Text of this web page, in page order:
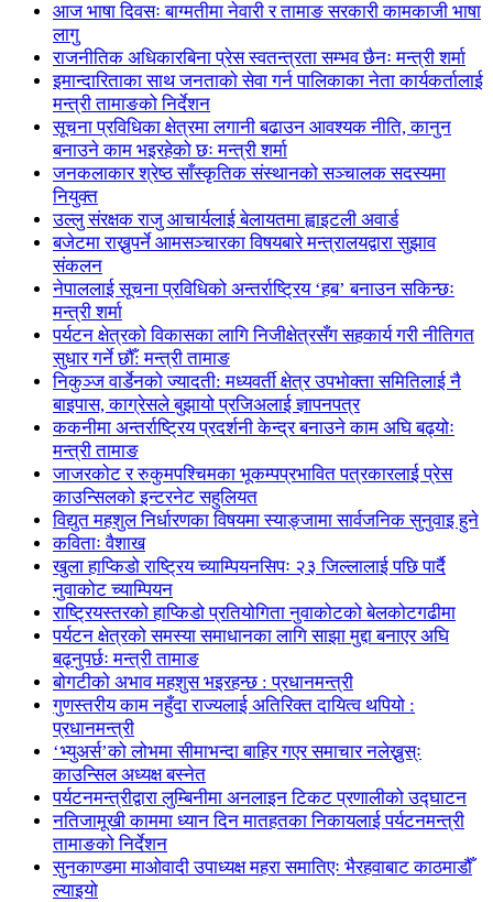
आज भाषा दिवसः बाग्मतीमा नेवारी र तामाङ सरकारी कामकाजी भाषा
लागु
राजनीतिक अधिकारबिना प्रेस स्वतन्त्रता सम्भव छैनः मन्त्री शर्मा
इमान्दारिताका साथ जनताकाे सेवा गर्न पालिकाका नेता कार्यकर्तालाई
मन्त्री तामाङको निर्देशन
सूचना प्रविधिका क्षेत्रमा लगानी बढाउन आवश्यक नीति, कानुन
बनाउने काम भइरहेको छः मन्त्री शर्मा
जनकलाकार श्रेष्ठ साँस्कृतिक संस्थानको सञ्चालक सदस्यमा
नियुक्त
उल्लु संरक्षक राजु आचार्यलाई बेलायतमा ह्वाइटली अवार्ड
बजेटमा राख्नुपर्ने आमसञ्चारका विषयबारे मन्त्रालयद्वारा सुझाव
संकलन
नेपाललाई सूचना प्रविधिको अन्तर्राष्ट्रिय ‘हब’ बनाउन सकिन्छः
मन्त्री शर्मा
पर्यटन क्षेत्रको विकासका लागि निजीक्षेत्रसँग सहकार्य गरी नीतिगत
सुधार गर्ने छौँ: मन्त्री तामाङ
निकुञ्ज वार्डेनको ज्यादती: मध्यवर्ती क्षेत्र उपभोक्ता समितिलाई नै
बाइपास, काग्रेसले बुझायो प्रजिअलाई ज्ञापनपत्र
ककनीमा अन्तर्राष्ट्रिय प्रदर्शनी केन्द्र बनाउने काम अघि बढ्योः
मन्त्री तामाङ
जाजरकोट र रुकुमपश्चिमका भूकम्पप्रभावित पत्रकारलाई प्रेस
काउन्सिलको इन्टरनेट सहुलियत
विद्युत महशुल निर्धारणका विषयमा स्याङ्जामा सार्वजनिक सुनुवाइ हुने
कविताः वैशाख
खुला हाप्किडो राष्ट्रिय च्याम्पियनसिपः २३ जिल्लालाई पछि पार्दै
नुवाकोट च्याम्पियन
राष्ट्रियस्तरको हाप्किडो प्रतियोगिता नुवाकोटको बेलकोटगढीमा
पर्यटन क्षेत्रको समस्या समाधानका लागि साझा मुद्दा बनाएर अघि
बढ्नुपर्छः मन्त्री तामाङ
बोगटीको अभाव महशुस भइरहन्छ : प्रधानमन्त्री
गुणस्तरीय काम नहुँदा राज्यलाई अतिरिक्त दायित्व थपियो :
प्रधानमन्त्री
‘भ्युअर्स’को लोभमा सीमाभन्दा बाहिर गएर समाचार नलेख्नुस्ः
काउन्सिल अध्यक्ष बस्नेत
पर्यटनमन्त्रीद्वारा लुम्बिनीमा अनलाइन टिकट प्रणालीको उद्घाटन
नतिजामूखी काममा ध्यान दिन मातहतका निकायलाई पर्यटनमन्त्री
तामाङको निर्देशन
सुनकाण्डमा मा‌ओवादी उपाध्यक्ष महरा समातिएः भैरहवाबाट काठमाडौँ
ल्याइयो